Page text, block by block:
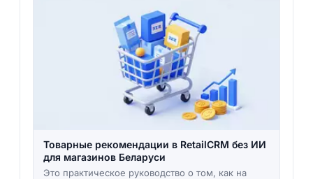
Товарные рекомендации в RetailCRM без ИИ
для магазинов Беларуси
Это практическое руководство о том, как на